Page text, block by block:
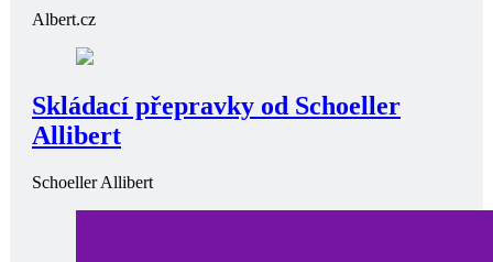
Albert.cz
Skládací přepravky od Schoeller
Allibert
Schoeller Allibert